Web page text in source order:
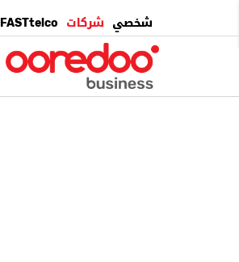
شخصي شركات FASTtelco